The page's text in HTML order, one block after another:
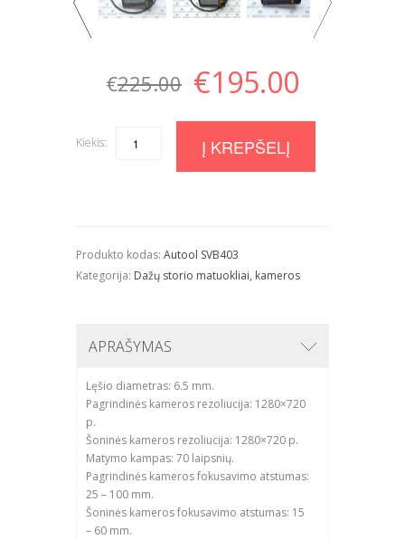
€225.00 €195.00
Kiekis: Quantity Į KREPŠELĮ
Produkto kodas: Autool SVB403
Kategorija: Dažų storio matuokliai, kameros
APRAŠYMAS
Lęšio diametras: 6.5 mm.
Pagrindinės kameros rezoliucija: 1280×720
p.
Šoninės kameros rezoliucija: 1280×720 p.
Matymo kampas: 70 laipsnių.
Pagrindinės kameros fokusavimo atstumas:
25 – 100 mm.
Šoninės kameros fokusavimo atstumas: 15
– 60 mm.